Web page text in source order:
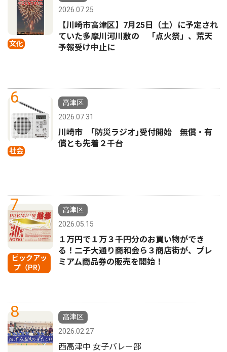
文化
2026.07.25
【川崎市高津区】7月25日（土）に予定され
ていた多摩川河川敷の 「点火祭」、荒天
予報受け中止に
6
社会
高津区
2026.07.31
川崎市 ｢防災ラジオ｣受付開始 無償・有
償とも先着２千台
7
ピックアッ
プ（PR）
高津区
2026.05.15
１万円で１万３千円分のお買い物ができ
る！二子大通り商和会ら３商店街が、プレ
ミアム商品券の販売を開始！
8
高津区
2026.02.27
西高津中 女子バレー部